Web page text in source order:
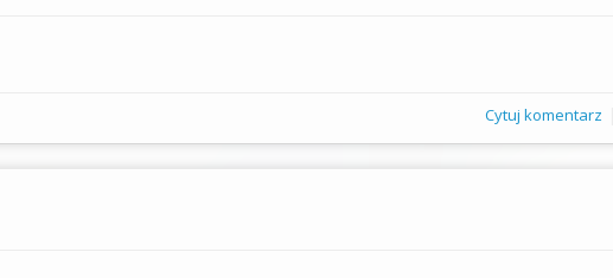
Cytuj komentarz